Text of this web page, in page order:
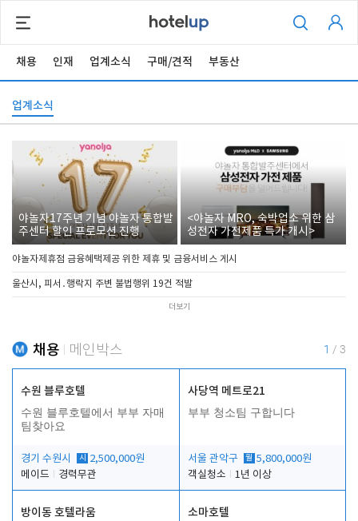
채용 인재 업계소식 구매/견적 부동산
업계소식
야놀자17주년 기념 야놀자 통합발
주센터 할인 프로모션 진행
<야놀자 MRO, 숙박업소 위한 삼
성전자 가전제품 특가 개시>
야놀자제휴점 금융혜택제공 위한 제휴 및 금융서비스 게시
울산시, 피서․행락지 주변 불법행위 19건 적발
더보기
채용 메인박스 1 / 3
수원 블루호텔
수원 블루호텔에서 부부 자매
팀찾아요
경기 수원시 시
2,500,000원
메이드
경력무관
사당역 메트로21
부부 청소팀 구합니다
서울 관악구 월 5,800,000원
객실청소
1년 이상
방이동 호텔라움 소마호텔